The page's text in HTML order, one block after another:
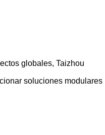
globales, Taizhou
soluciones modulares